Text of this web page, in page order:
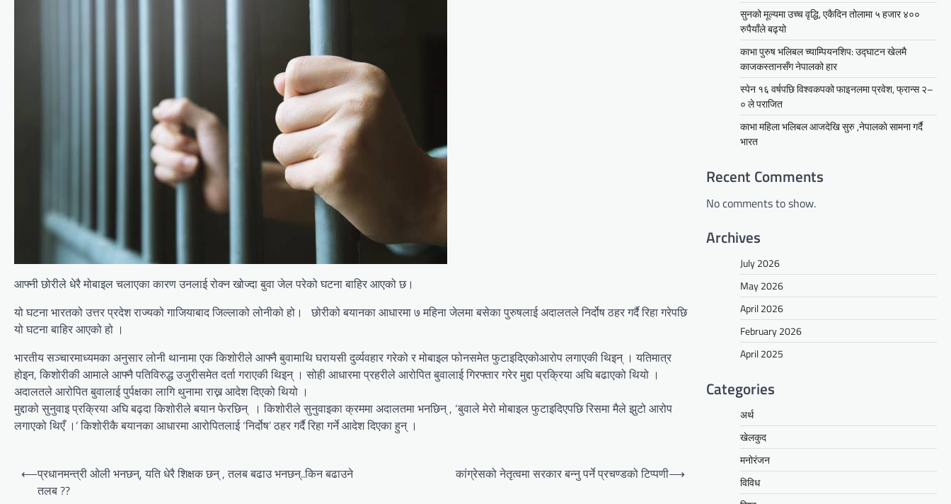
आफ्नी छोरीले धेरै मोबाइल चलाएका कारण उनलाई रोक्न खोज्दा बुवा जेल परेको घटना बाहिर आएको छ।
यो घटना भारतको उत्तर प्रदेश राज्यको गाजियाबाद जिल्लाको लोनीको हो। छोरीको बयानका आधारमा ७ महिना जेलमा बसेका पुरुषलाई अदालतले निर्दोष ठहर गर्दै रिहा गरेपछि
यो घटना बाहिर आएको हो ।
भारतीय सञ्चारमाध्यमका अनुसार लोनी थानामा एक किशोरीले आफ्नै बुवामाथि घरायसी दुर्व्यवहार गरेको र मोबाइल फोनसमेत फुटाइदिएकोआरोप लगाएकी थिइन् । यतिमात्र
होइन, किशोरीकी आमाले आफ्नै पतिविरुद्ध उजुरीसमेत दर्ता गराएकी थिइन् । सोही आधारमा प्रहरीले आरोपित बुवालाई गिरफ्तार गरेर मुद्दा प्रक्रिया अघि बढाएको थियो ।
अदालतले आरोपित बुवालाई पुर्पक्षका लागि थुनामा राख्न आदेश दिएको थियो ।
मुद्दाको सुनुवाइ प्रक्रिया अघि बढ्दा किशोरीले बयान फेरछिन् । किशोरीले सुनुवाइका क्रममा अदालतमा भनछिन् , ‘बुवाले मेरो मोबाइल फुटाइदिएपछि रिसमा मैले झुटो आरोप
लगाएको थिएँ ।’ किशोरीकै बयानका आधारमा आरोपितलाई ‘निर्दोष’ ठहर गर्दै रिहा गर्ने आदेश दिएका हुन् ।
Post
navigation
⟵प्रधानमन्त्री ओली भनछन्, यति धेरै शिक्षक छन् , तलब बढाउ भनछन्..किन बढाउने
तलब ??
कांग्रेसको नेतृत्वमा सरकार बन्नु पर्ने प्रचण्डको टिप्पणी⟶
सुनको मूल्यमा उच्च वृद्धि, एकैदिन तोलामा ५ हजार ४००
रुपैयाँले बढ्यो
काभा पुरुष भलिबल च्याम्पियनशिप: उद्घाटन खेलमै
काजकस्तानसँग नेपालको हार
स्पेन १६ वर्षपछि विश्वकपको फाइनलमा प्रवेश, फ्रान्स २–
० ले पराजित
काभा महिला भलिबल आजदेखि सुरु ,नेपालकाे सामना गर्दै
भारत
Recent Comments
No comments to show.
Archives
July 2026
May 2026
April 2026
February 2026
April 2025
Categories
अर्थ
खेलकुद
मनोरंजन
विविध